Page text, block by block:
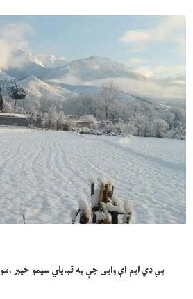
پي ډي ایم اې وایی چې په قبایلي سیمو خیبر